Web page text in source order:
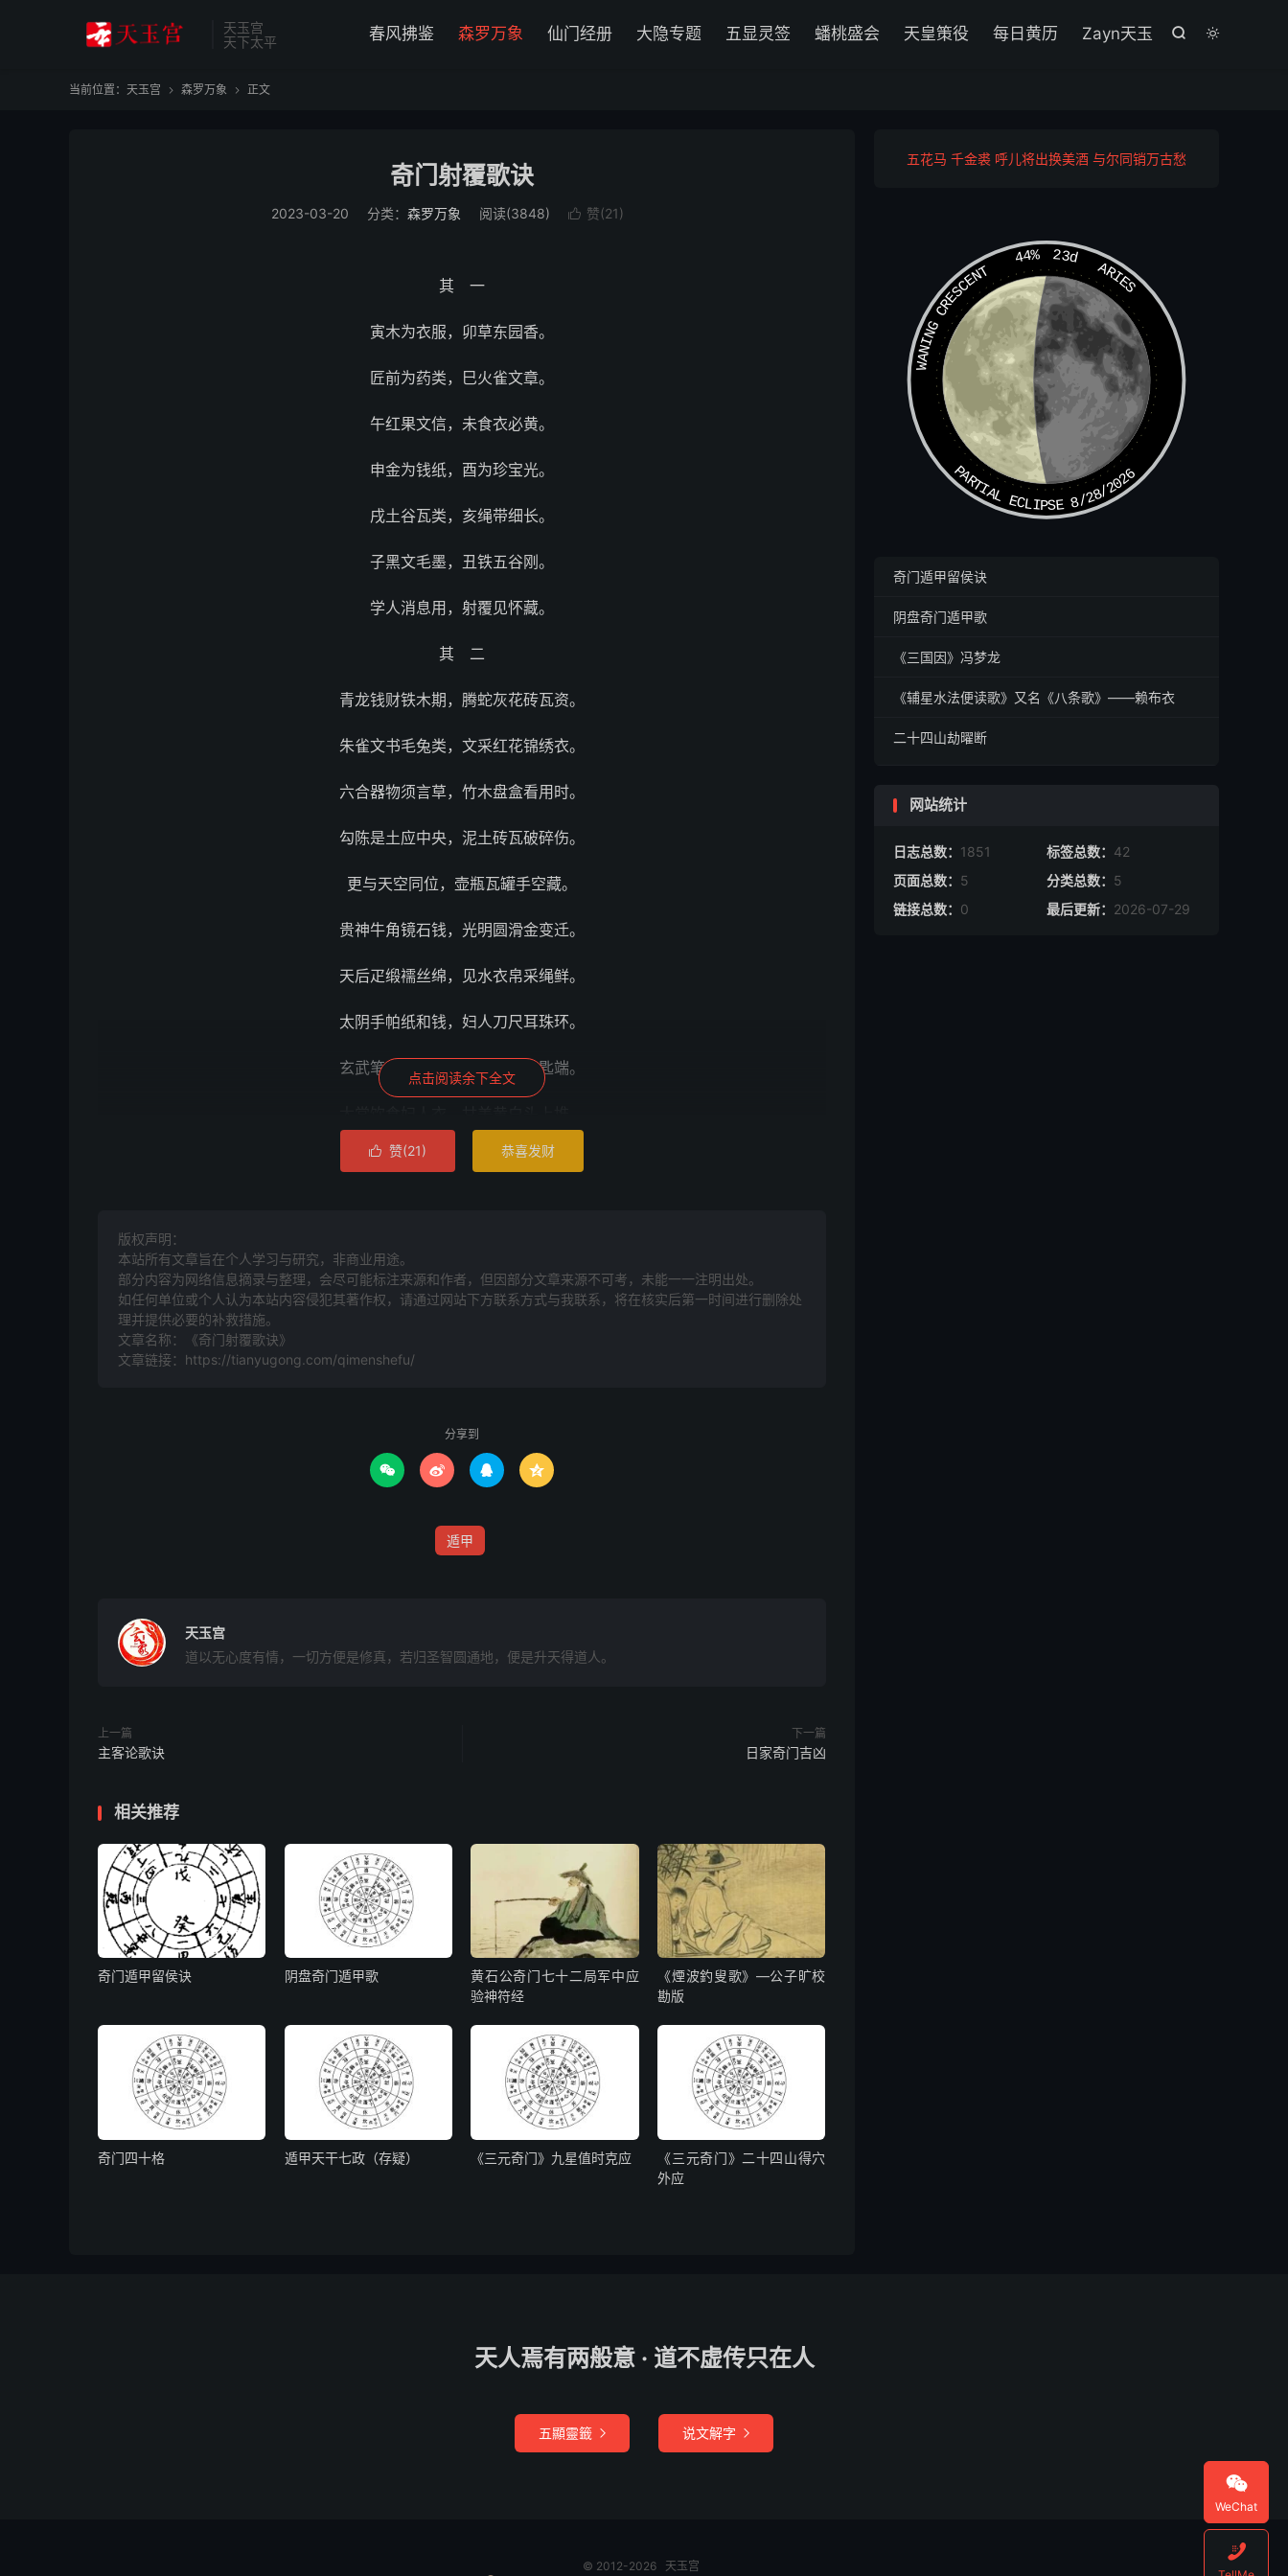
天玉宫
天下太平


春风拂鉴 森罗万象 仙门经册 大隐专题 五显灵签 蟠桃盛会 天皇策役 每日黄历 Zayn天玉
当前位置： 天玉宫  森罗万象  正文
奇门射覆歌诀
2023-03-20 分类： 森罗万象 阅读(3848)  赞(21)
其 一
寅木为衣服，卯草东园香。
匠前为药类，巳火雀文章。
午红果文信，未食衣必黄。
申金为钱纸，酉为珍宝光。
戌土谷瓦类，亥绳带细长。
子黑文毛墨，丑铁五谷刚。
学人消息用，射覆见怀藏。
其 二
青龙钱财铁木期，腾蛇灰花砖瓦资。
朱雀文书毛兔类，文采红花锦绣衣。
六合器物须言草，竹木盘盒看用时。
勾陈是土应中央，泥土砖瓦破碎伤。
更与天空同位，壶瓶瓦罐手空藏。
贵神牛角镜石钱，光明圆滑金变迁。
天后疋缎襦丝绵，见水衣帛采绳鲜。
太阴手帕纸和钱，妇人刀尺耳珠环。
玄武笔墨与墨斗，石灰木灰木匙端。
白虎纸布铜与鼠，骨瓶磁瓶与刚宜。
射覆之法最为难，月将加时上下看。
未为吃食并甘味，丑为铜铁粟米言。
寅为医药钱帛事，巳钱鹰禽炉治看。
亥为疋缎细绵物，辰磁戌骨兼缸瓮。
更有文墨发毛端，三土形园如器物。
下克上时有穴眼，上克下时不成圆。
更看天官与人元，辨其刑克五行连。
常将此法详书意，要解根基出世间。
其 四
怀藏之物审难量，幽玄课体伏行藏。
得气胜形为物类，验色相刑取己伤。
天官体段为形状，人元颜色取相当。
土是变化粗糙物，更看临变在何方。
巳亥不无多手足，寅申四角是寻常。
点击阅读余下全文
 赞(21) 恭喜发财
版权声明：
本站所有文章旨在个人学习与研究，非商业用途。
部分内容为网络信息摘录与整理，会尽可能标注来源和作者，但因部分文章来源不可考，未能一一注明出处。
如任何单位或个人认为本站内容侵犯其著作权，请通过网站下方联系方式与我联系​​，将在核实后第一时间进行删除处
理并提供必要的补救措施。
文章名称：《奇门射覆歌诀》
文章链接： https://tianyugong.com/qimenshefu/
分享到
   
遁甲
天玉宫
道以无心度有情，一切方便是修真，若归圣智圆通地，便是升天得道人。
上一篇
主客论歌诀
下一篇
日家奇门吉凶
相关推荐
奇门遁甲留侯诀 阴盘奇门遁甲歌
黄石公奇门七十二局军中应
验神符经
《煙波釣叟歌》—公子旷校
勘版
奇门四十格 遁甲天干七政（存疑） 《三元奇门》九星值时克应
《三元奇门》二十四山得穴
外应
五花马 千金裘 呼儿将出换美酒 与尔同销万古愁
44% 23d
ARIES
WANING CRESCENT
PARTIAL ECLIPSE 8/28/2026
奇门遁甲留侯诀
阴盘奇门遁甲歌
《三国因》冯梦龙
《辅星水法便读歌》又名《八条歌》——赖布衣
二十四山劫曜断
网站统计
日志总数： 1851 标签总数： 42
页面总数： 5 分类总数： 5
链接总数： 0 最后更新： 2026-07-29
天人焉有两般意 · 道不虚传只在人
五顯靈籤  说文解字 
© 2012-2026 天玉宫

WeChat
